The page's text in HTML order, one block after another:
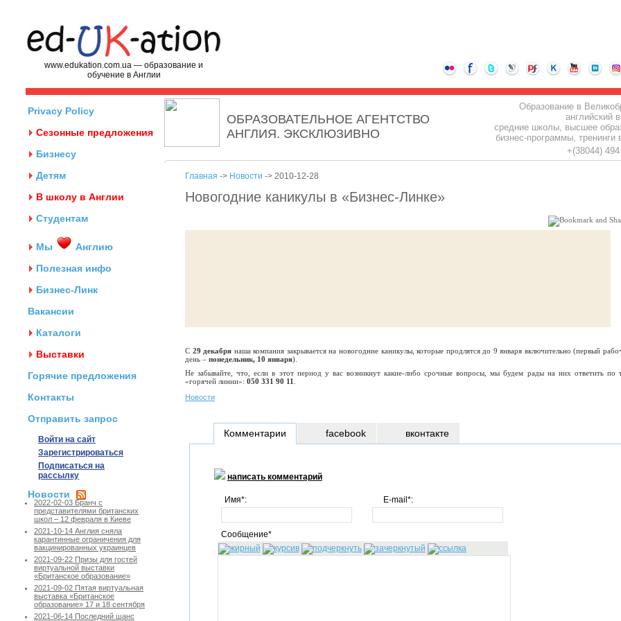
www.edukation.com.ua — образование и
обучение в Англии
Privacy Policy
Сезонные предложения
Бизнесу
Детям
В школу в Англии
Студентам
Мы
Англию
Полезная инфо
Бизнес-Линк
Вакансии
Каталоги
Выставки
Горячие предложения
Контакты
Отправить запрос
Войти на сайт
Зарегистрироваться
Подписаться на
рассылку
Новости
2022-02-03 Бранч с
представителями британских
школ – 12 февраля в Киеве
2021-10-14 Англия сняла
карантинные ограничения для
вакцинированных украинцев
2021-09-22 Призы для гостей
виртуальной выставки
«Британское образование»
2021-09-02 Пятая виртуальная
выставка «Британское
образование» 17 и 18 сентября
2021-06-14 Последний шанс
ОБРАЗОВАТЕЛЬНОЕ АГЕНТСТВО
АНГЛИЯ. ЭКСКЛЮЗИВНО
Образование в
английский
средние школы, высшее
бизнес-программы, тренинги
+(38044)
Главная -> Новости -> 2010-12-28
Новогодние каникулы в «Бизнес-Линке»
С 29 декабря наша компания закрывается на новогодние каникулы, которые продлятся до 9 января включительно (первый
день – понедельник, 10 января).
Не забывайте, что, если в этот период у вас возникнут какие-либо срочные вопросы, мы будем рады на них ответить по
«горячей линии»: 050 331 90 11
Новости
Комментарии
написать комментарий
Имя*: E-mail*:
Сообщение*
facebook вконтакте